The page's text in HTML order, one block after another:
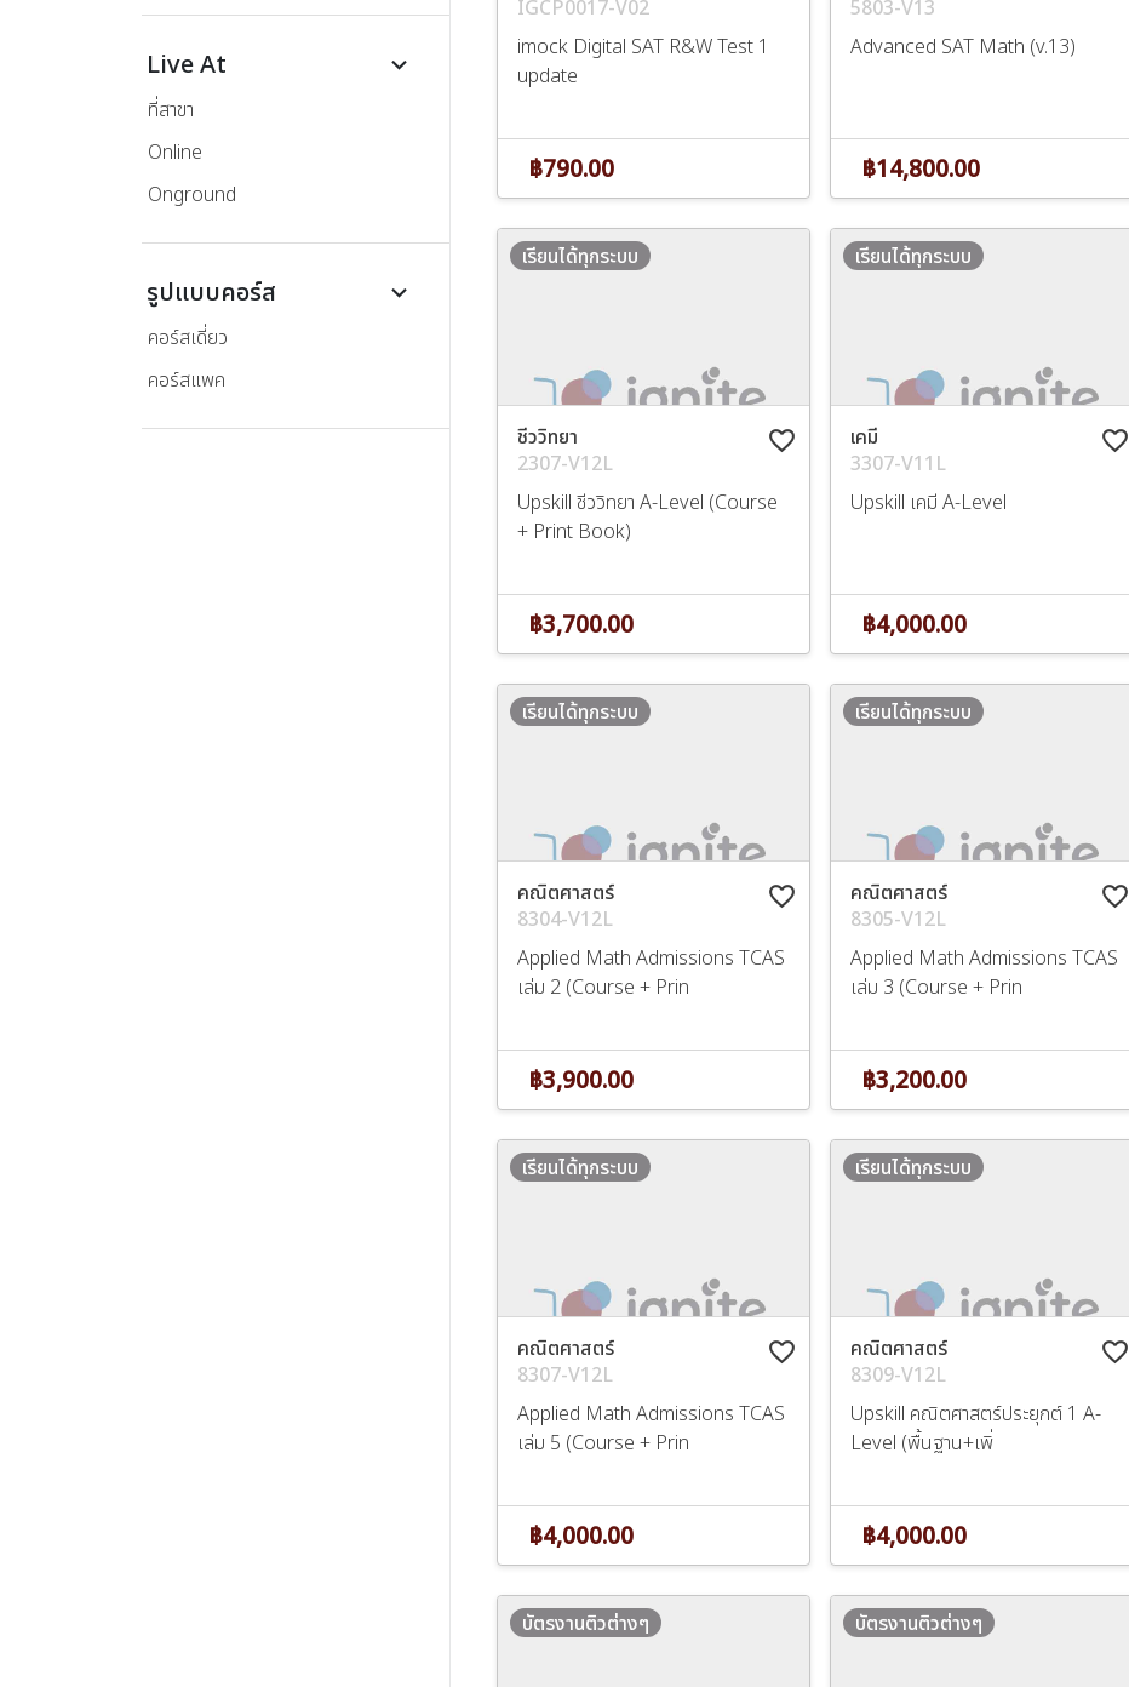
Live At keyboard_arrow_down
ที่สาขา
Online
Onground
รูปแบบคอร์ส keyboard_arrow_down
คอร์สเดี่ยว
คอร์สแพค
IGCP0017-V02
imock Digital SAT R&W Test 1
update
฿790.00
5803-V13
Advanced SAT Math (v.13)
฿14,800.00
favorite_border
ชีววิทยา
2307-V12L
Upskill ชีววิทยา A-Level (Course
+ Print Book)
เรียนได้ทุกระบบ
฿3,700.00
favorite_border
เคมี
3307-V11L
Upskill เคมี A-Level
เรียนได้ทุกระบบ
฿4,000.00
favorite_border
คณิตศาสตร์
8304-V12L
Applied Math Admissions TCAS
เล่ม 2 (Course + Prin
เรียนได้ทุกระบบ
฿3,900.00
favorite_border
คณิตศาสตร์
8305-V12L
Applied Math Admissions TCAS
เล่ม 3 (Course + Prin
เรียนได้ทุกระบบ
฿3,200.00
favorite_border
คณิตศาสตร์
8307-V12L
Applied Math Admissions TCAS
เล่ม 5 (Course + Prin
เรียนได้ทุกระบบ
฿4,000.00
favorite_border
คณิตศาสตร์
8309-V12L
Upskill คณิตศาสตร์ประยุกต์ 1 A-
Level (พื้นฐาน+เพิ่
เรียนได้ทุกระบบ
฿4,000.00
บัตรงานติวต่างๆ บัตรงานติวต่างๆ